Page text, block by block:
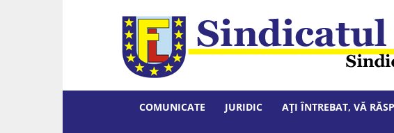
COMUNICATE JURIDIC AȚI ÎNTREBAT, VĂ